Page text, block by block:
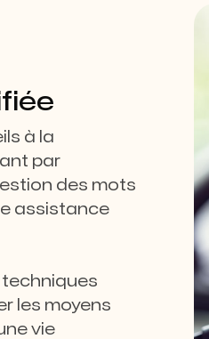
à la
par
des mots
assistance
techniques
les moyens
vie